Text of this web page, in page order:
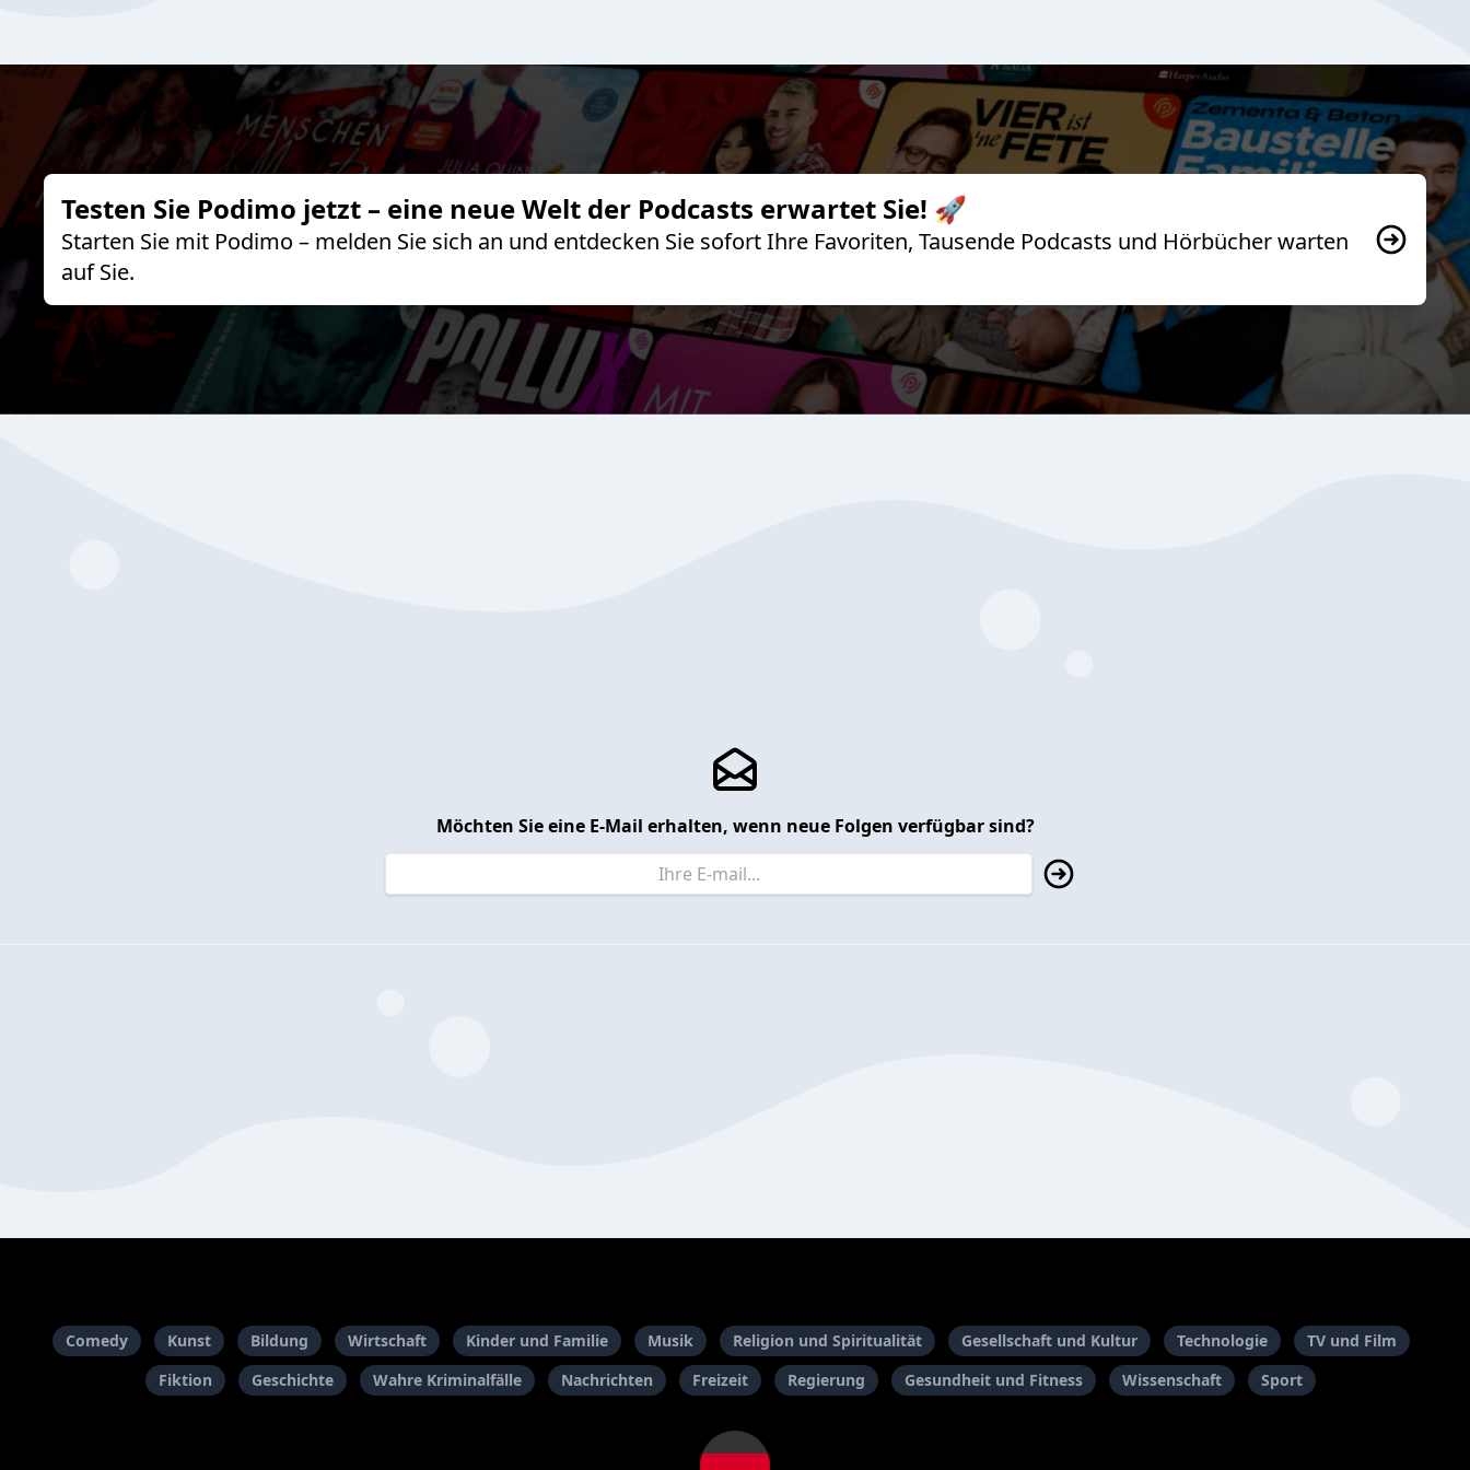
Testen Sie Podimo jetzt – eine neue Welt der Podcasts erwartet Sie! 🚀
Starten Sie mit Podimo – melden Sie sich an und entdecken Sie sofort Ihre Favoriten, Tausende Podcasts und Hörbücher warten
auf Sie.
Möchten Sie eine E-Mail erhalten, wenn neue Folgen verfügbar sind?
Comedy Kunst Bildung Wirtschaft Kinder und Familie Musik Religion und Spiritualität Gesellschaft und Kultur Technologie
TV und Film
Fiktion
Geschichte Wahre Kriminalfälle Nachrichten Freizeit Regierung Gesundheit und Fitness Wissenschaft Sport